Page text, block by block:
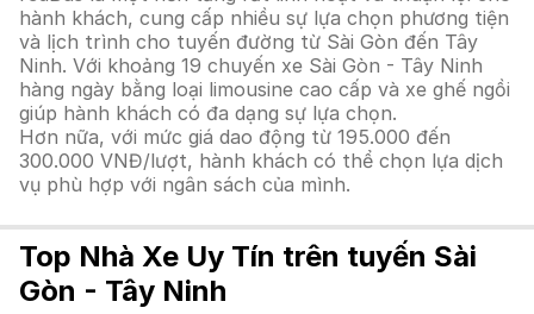
hành khách, cung cấp nhiều sự lựa chọn phương tiện
và lịch trình cho tuyến đường từ Sài Gòn đến Tây
Ninh. Với khoảng 19 chuyến xe Sài Gòn - Tây Ninh
hàng ngày bằng loại limousine cao cấp và xe ghế ngồi
giúp hành khách có đa dạng sự lựa chọn.
Hơn nữa, với mức giá dao động từ 195.000 đến
300.000 VNĐ/lượt, hành khách có thể chọn lựa dịch
vụ phù hợp với ngân sách của mình.
Top Nhà Xe Uy Tín trên tuyến Sài
Gòn - Tây Ninh